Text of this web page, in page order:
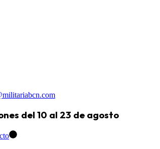
del 10 al 23 de agosto